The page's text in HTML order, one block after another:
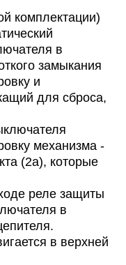
комплектации)
в
замыкания
и
для сброса,
механизма -
(2a), которые
реле защиты
в
в верхней